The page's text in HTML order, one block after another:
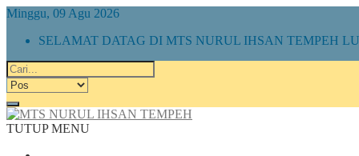
Minggu, 09 Agu 2026
SELAMAT DATAG DI MTS NURUL IHSAN TEMPEH
TUTUP MENU